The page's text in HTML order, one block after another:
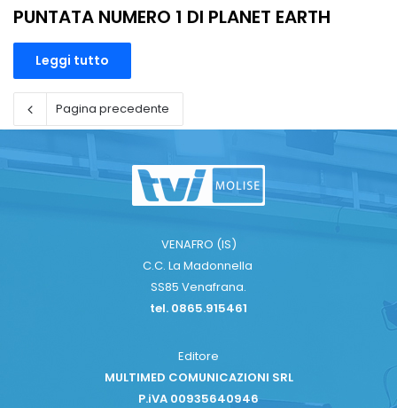
PUNTATA NUMERO 1 DI PLANET EARTH
Leggi tutto
Pagina precedente
VENAFRO (IS)
C.C. La Madonnella
SS85 Venafrana.
tel. 0865.915461
Editore
MULTIMED COMUNICAZIONI SRL
P.iVA 00935640946